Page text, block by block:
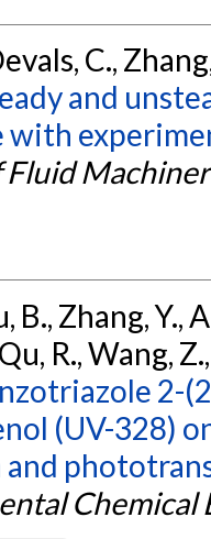
C.,
and
with
B., Zhang, Y.,
R., Wang,
2-
(UV-328)
Chemical